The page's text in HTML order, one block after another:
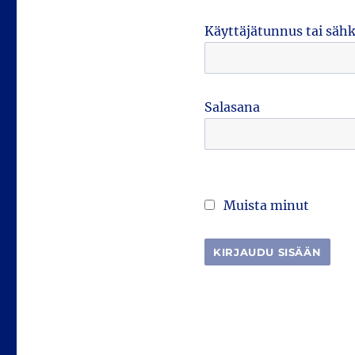
Käyttäjätunnus tai
Salasana
Muista minut